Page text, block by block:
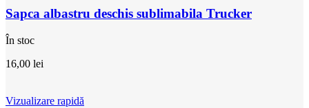
Sapca albastru deschis sublimabila Trucker
În stoc
16,00 lei
Vizualizare rapidă